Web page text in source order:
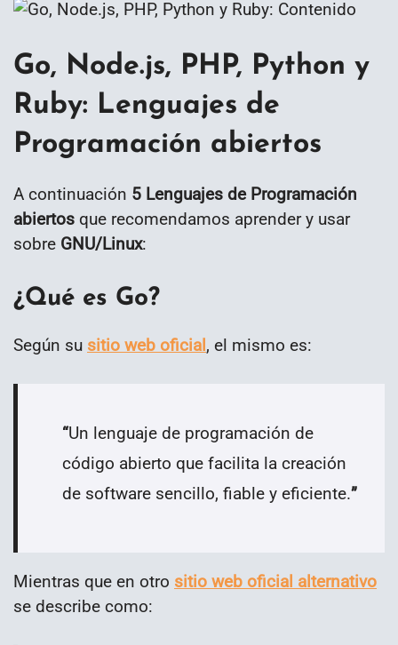
Go, Node.js, PHP, Python y
Ruby: Lenguajes de
Programación abiertos
A continuación 5 Lenguajes de Programación
abiertos que recomendamos aprender y usar
sobre GNU/Linux:
¿Qué es Go?
Según su sitio web oficial, el mismo es:
“Un lenguaje de programación de
código abierto que facilita la creación
de software sencillo, fiable y eficiente.”
Mientras que en otro sitio web oficial alternativo
se describe como: